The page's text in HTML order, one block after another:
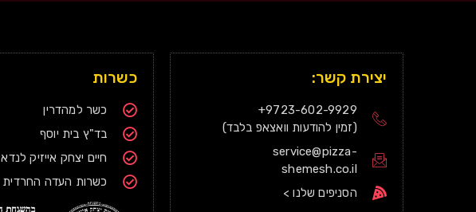
יצירת קשר:
9723-602-9929+
(זמין להודעות וואצאפ בלבד)
service@pizza-
shemesh.co.il
הסניפים שלנו >
כשרות
כשר למהדרין
בד"ץ בית יוסף
חיים יצחק אייזיק לנדא
כשרות העדה החרדית